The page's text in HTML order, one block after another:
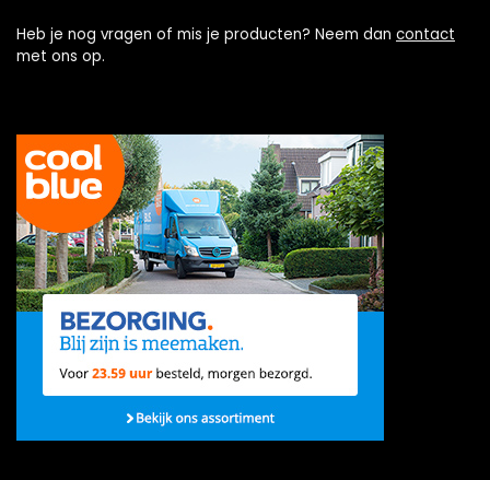
Heb je nog vragen of mis je producten? Neem dan contact
met ons op.